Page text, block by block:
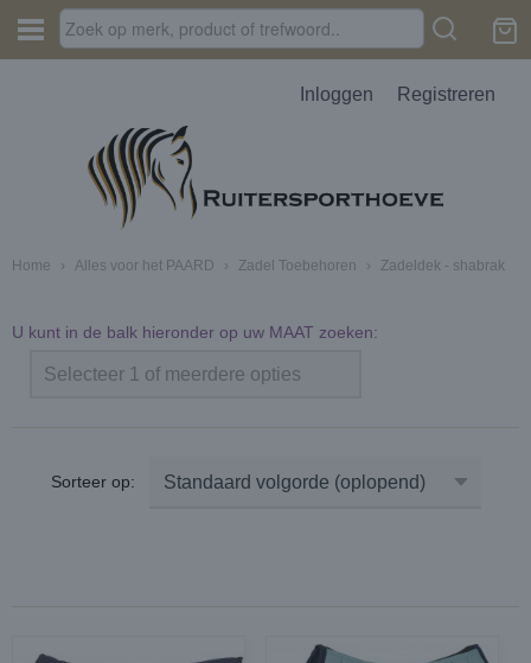
Inloggen Registreren
Home › Alles voor het PAARD › Zadel Toebehoren › Zadeldek - shabrak
U kunt in de balk hieronder op uw MAAT zoeken:
Selecteer 1 of meerdere opties
Sorteer op: